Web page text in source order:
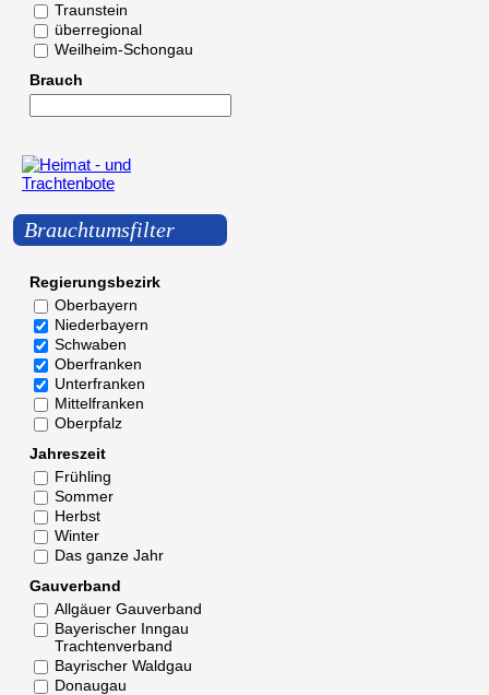
Traunstein
überregional
Weilheim-Schongau
Brauch
Brauchtumsfilter
Regierungsbezirk
Oberbayern
Niederbayern
Schwaben
Oberfranken
Unterfranken
Mittelfranken
Oberpfalz
Jahreszeit
Frühling
Sommer
Herbst
Winter
Das ganze Jahr
Gauverband
Allgäuer Gauverband
Bayerischer Inngau
Trachtenverband
Bayrischer Waldgau
Donaugau